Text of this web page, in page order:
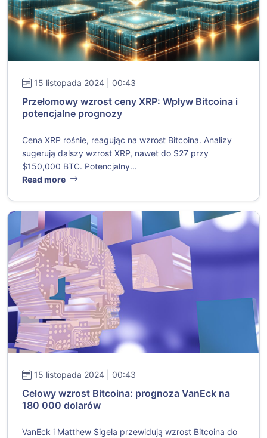
15 listopada 2024 | 00:43
Przełomowy wzrost ceny XRP: Wpływ Bitcoina i
potencjalne prognozy
Cena XRP rośnie, reagując na wzrost Bitcoina. Analizy
sugerują dalszy wzrost XRP, nawet do $27 przy
$150,000 BTC. Potencjalny...
Read more
15 listopada 2024 | 00:43
Celowy wzrost Bitcoina: prognoza VanEck na
180 000 dolarów
VanEck i Matthew Sigela przewidują wzrost Bitcoina do